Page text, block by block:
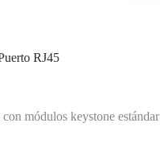
RJ45
módulos keystone estándar